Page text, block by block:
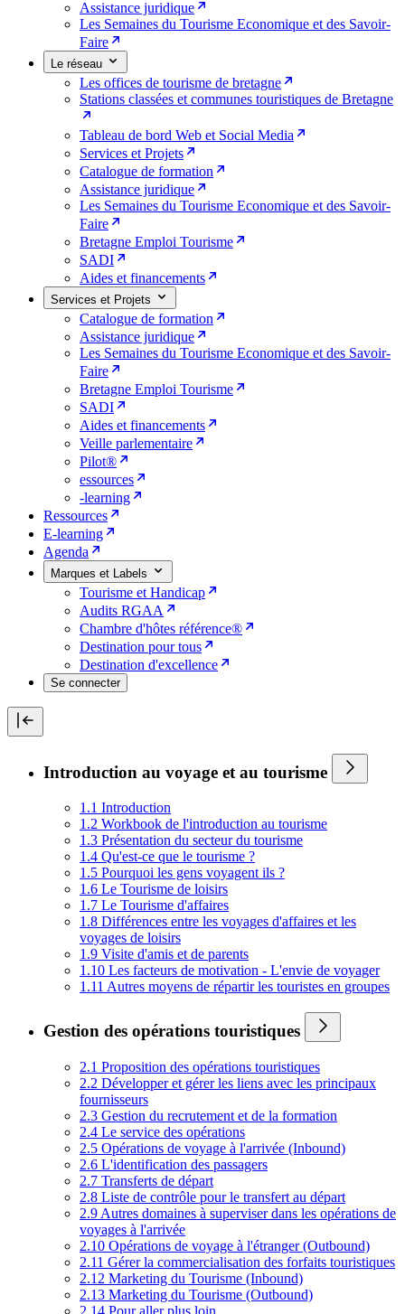
Assistance juridique
Les Semaines du Tourisme Economique et des Savoir-
Faire
Le réseau
Les offices de tourisme de bretagne
Stations classées et communes touristiques de Bretagne
Tableau de bord Web et Social Media
Services et Projets
Catalogue de formation
Assistance juridique
Les Semaines du Tourisme Economique et des Savoir-
Faire
Bretagne Emploi Tourisme
SADI
Aides et financements
Services et Projets
Catalogue de formation
Assistance juridique
Les Semaines du Tourisme Economique et des Savoir-
Faire
Bretagne Emploi Tourisme
SADI
Aides et financements
Veille parlementaire
Pilot®
essources
-learning
Ressources
E-learning
Agenda
Marques et Labels
Tourisme et Handicap
Audits RGAA
Chambre d'hôtes référence®
Destination pour tous
Destination d'excellence
Se connecter
Introduction au voyage et au tourisme
1.1 Introduction
1.2 Workbook de l'introduction au tourisme
1.3 Présentation du secteur du tourisme
1.4 Qu'est-ce que le tourisme ?
1.5 Pourquoi les gens voyagent ils ?
1.6 Le Tourisme de loisirs
1.7 Le Tourisme d'affaires
1.8 Différences entre les voyages d'affaires et les
voyages de loisirs
1.9 Visite d'amis et de parents
1.10 Les facteurs de motivation - L'envie de voyager
1.11 Autres moyens de répartir les touristes en groupes
Gestion des opérations touristiques
2.1 Proposition des opérations touristiques
2.2 Développer et gérer les liens avec les principaux
fournisseurs
2.3 Gestion du recrutement et de la formation
2.4 Le service des opérations
2.5 Opérations de voyage à l'arrivée (Inbound)
2.6 L'identification des passagers
2.7 Transferts de départ
2.8 Liste de contrôle pour le transfert au départ
2.9 Autres domaines à superviser dans les opérations de
voyages à l'arrivée
2.10 Opérations de voyage à l'étranger (Outbound)
2.11 Gérer la commercialisation des forfaits touristiques
2.12 Marketing du Tourisme (Inbound)
2.13 Marketing du Tourisme (Outbound)
2.14 Pour aller plus loin